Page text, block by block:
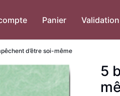
Panier
d’être soi-même
5